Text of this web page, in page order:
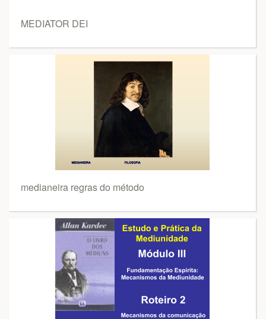
MEDIATOR DEI
medianeira regras do método